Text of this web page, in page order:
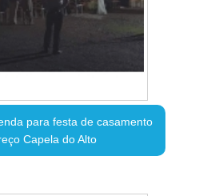
para festa de casamento
Capela do Alto